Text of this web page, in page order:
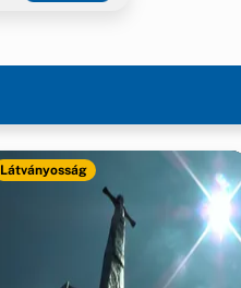
Látványosság